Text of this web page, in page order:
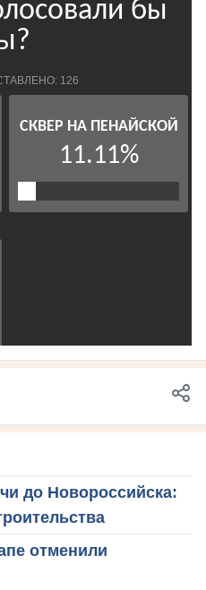
до Новороссийска:
отменили